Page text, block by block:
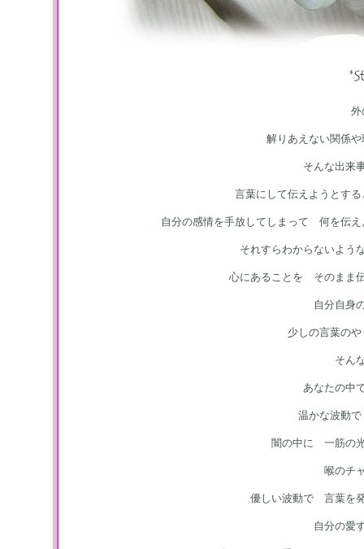
外
解りあえない関係
そんな出来
言葉にして伝えようとす
自分の感情を手放してしまって 何を伝
それすらわからないよう
心にあることを そのまま
自分自身
少しの言葉の
そん
あなたの中
温かな波動
闇の中に 一筋の
喉のチ
優しい波動で 言葉を
自分の愛